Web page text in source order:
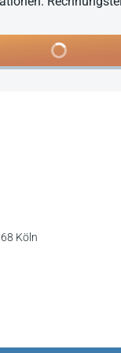
In den Warenkorb
Köln